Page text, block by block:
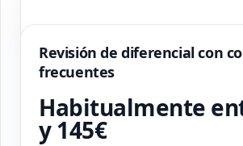
Revisión de diferencial con
frecuentes
Habitualmente
y 145€